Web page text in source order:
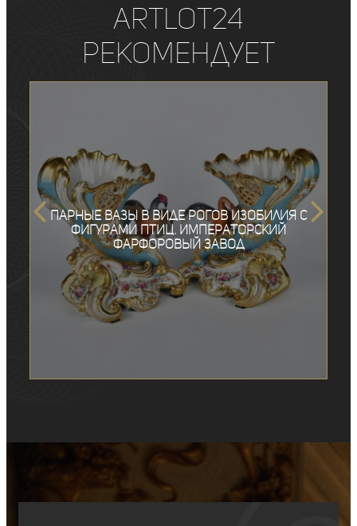
ArtLot24
рекомендует
Парные вазы в виде рогов изобилия с
фигурами птиц. Императорский
фарфоровый завод